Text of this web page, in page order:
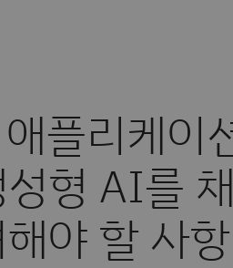
플리케이
형 AI를
야 할 사항